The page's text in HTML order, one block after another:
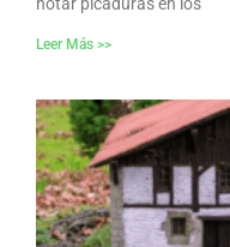
Leer Más >>